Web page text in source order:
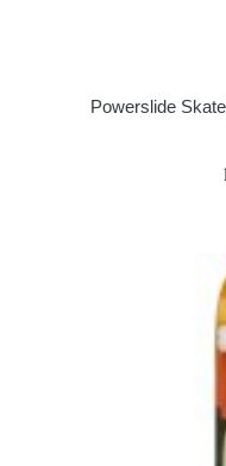
Powerslide